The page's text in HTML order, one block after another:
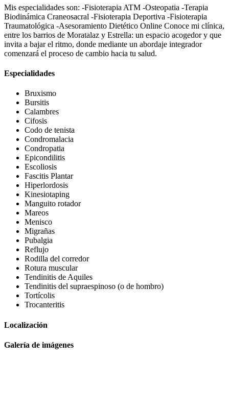
Mis especialidades son: -Fisioterapia ATM -Osteopatia -Terapia
Biodinámica Craneosacral -Fisioterapia Deportiva -Fisioterapia
Traumatológica -Asesoramiento Dietético Online Conoce mi clínica,
entre los barrios de Moratalaz y Estrella: un espacio acogedor y que
invita a bajar el ritmo, donde mediante un abordaje integrador
comenzará el proceso de cambio hacia tu salud.
Especialidades
Bruxismo
Bursitis
Calambres
Cifosis
Codo de tenista
Condromalacia
Condropatia
Epicondilitis
Escoliosis
Fascitis Plantar
Hiperlordosis
Kinesiotaping
Manguito rotador
Mareos
Menisco
Migrañas
Pubalgia
Reflujo
Rodilla del corredor
Rotura muscular
Tendinitis de Aquiles
Tendinitis del supraespinoso (o de hombro)
Tortícolis
Trocanteritis
Localización
Galería de imágenes